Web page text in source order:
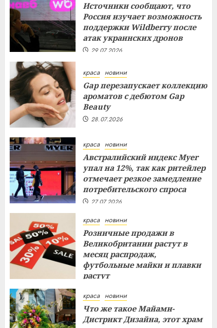
Источники сообщают, что
Россия изучает возможность
поддержки Wildberry после
атак украинских дронов
29.07.2026
краса новини
Gap перезапускает коллекцию
ароматов с дебютом Gap
Beauty
28.07.2026
краса новини
Австралийский индекс Myer
упал на 12%, так как ритейлер
отмечает резкое замедление
потребительского спроса
27.07.2026
краса новини
Розничные продажи в
Великобритании растут в
месяц распродаж,
футбольные майки и плавки
растут
краса новини
Что же такое Майами-
Дистрикт Дизайна, этот храм